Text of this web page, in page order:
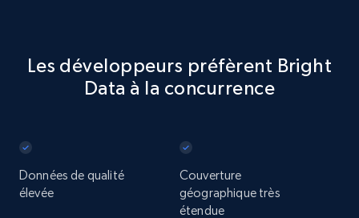
Les développeurs préfèrent Bright
Data à la concurrence
Données de qualité
élevée
Couverture
géographique très
étendue